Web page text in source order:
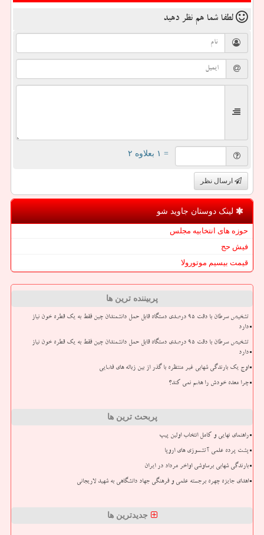
لطفا شما هم نظر دهید
= ۱ بعلاوه ۲
ارسال نظر
لینک دوستان جاوید شو
حوزه های انتخابیه مجلس
فیش حج
قیمت بیسیم موتورولا
پربیننده ترین ها
تشخیص سرطان با دقت ۹۵ درصدی دستگاه قابل حمل دانشمندان چین فقط به یک قطره خون نیاز
دارد
تشخیص سرطان با دقت ۹۵ درصدی دستگاه قابل حمل دانشمندان چین فقط به یک قطره خون نیاز
دارد
اوج یک بارندگی شهابی غیر منتظره با گذر از بین زباله های فضایی
چرا معده خودش را هضم نمی کند؟
پربحث ترین ها
راهنمای نهایی و کامل انتخاب اولین پیپ
پشت پرده علمی آتشسوزی های اروپا
بارندگی شهابی برساوشی اواخر مرداد در ایران
اهدای جایزه چهره برجسته علمی و فرهنگی جهاد دانشگاهی به شهید لاریجانی
جدیدترین ها